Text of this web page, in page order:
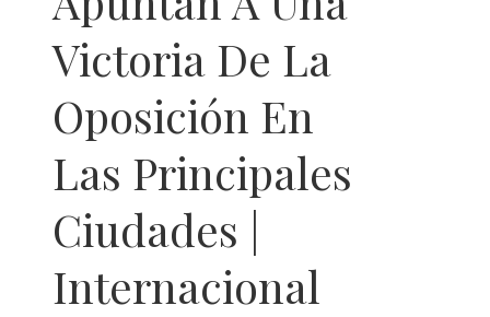
Victoria De La
Oposición En
Las Principales
Ciudades |
Internacional